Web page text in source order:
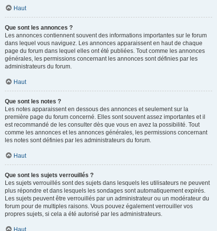
Haut
Que sont les annonces ?
Les annonces contiennent souvent des informations importantes sur le forum
dans lequel vous naviguez. Les annonces apparaissent en haut de chaque
page du forum dans lequel elles ont été publiées. Tout comme les annonces
générales, les permissions concernant les annonces sont définies par les
administrateurs du forum.
Haut
Que sont les notes ?
Les notes apparaissent en dessous des annonces et seulement sur la
première page du forum concerné. Elles sont souvent assez importantes et il
est recommandé de les consulter dès que vous en avez la possibilité. Tout
comme les annonces et les annonces générales, les permissions concernant
les notes sont définies par les administrateurs du forum.
Haut
Que sont les sujets verrouillés ?
Les sujets verrouillés sont des sujets dans lesquels les utilisateurs ne peuvent
plus répondre et dans lesquels les sondages sont automatiquement expirés.
Les sujets peuvent être verrouillés par un administrateur ou un modérateur du
forum pour de multiples raisons. Vous pouvez également verrouiller vos
propres sujets, si cela a été autorisé par les administrateurs.
Haut